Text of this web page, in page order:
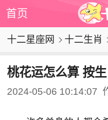
首页
十二星座网 十二生肖
桃花运怎么算 按
2024-05-06 10:14:07